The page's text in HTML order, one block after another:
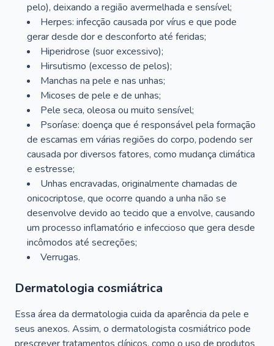
pelo), deixando a região avermelhada e sensível;
Herpes: infecção causada por vírus e que pode
gerar desde dor e desconforto até feridas;
Hiperidrose (suor excessivo);
Hirsutismo (excesso de pelos);
Manchas na pele e nas unhas;
Micoses de pele e de unhas;
Pele seca, oleosa ou muito sensível;
Psoríase: doença que é responsável pela formação
de escamas em várias regiões do corpo, podendo ser
causada por diversos fatores, como mudança climática
e estresse;
Unhas encravadas, originalmente chamadas de
onicocriptose, que ocorre quando a unha não se
desenvolve devido ao tecido que a envolve, causando
um processo inflamatório e infeccioso que gera desde
incômodos até secreções;
Verrugas.
Dermatologia cosmiátrica
Essa área da dermatologia cuida da aparência da pele e
seus anexos. Assim, o dermatologista cosmiátrico pode